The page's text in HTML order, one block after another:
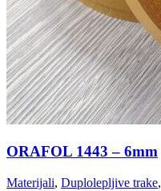
ORAFOL 1443 – 6mm
Materijali, Duplolepljive trake,